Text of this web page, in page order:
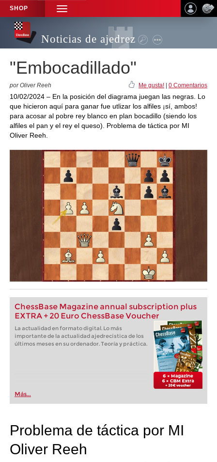
SHOP
TOGGLE
NAVIGATION
Noticias de ajedrez
"Embocadillado"
por Oliver Reeh Me gusta! 0 Comentarios
10/02/2024 – En la posición del diagrama juegan las negras. Lo
que hicieron aquí para ganar fue utlizar los alfiles ¡sí, ambos!
para acosar al pobre rey blanco en plan bocadillo (siendo los
alfiles el pan y el rey el queso). Problema de táctica por MI
Oliver Reeh.
ChessBase Magazine annual subscription plus
EXTRA + 20 Euro ChessBase Voucher
La actualidad en formato digital. Lo más
importante de la actualidad ajedrecistica de los
últimos meses en su ordenador. Teoría y práctica.
Más...
Problema de táctica por MI
Oliver Reeh